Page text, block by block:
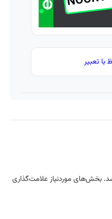
با تعبیر
بخش‌های موردنیاز علامت‌گذاری